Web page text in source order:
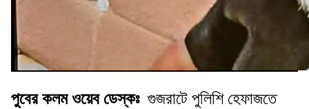
পুবের কলম ওয়েব ডেস্কঃ গুজরাটে পুলিশি হেফাজতে